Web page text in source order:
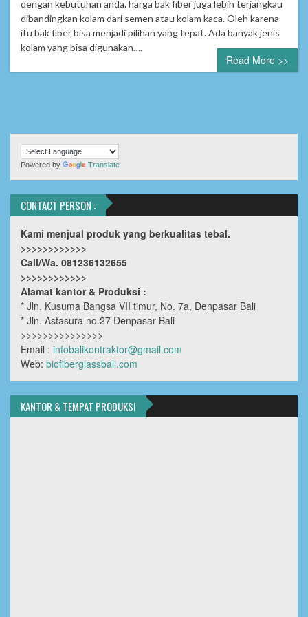
dengan kebutuhan anda. harga bak fiber juga lebih terjangkau
dibandingkan kolam dari semen atau kolam kaca. Oleh karena
itu bak fiber bisa menjadi pilihan yang tepat. Ada banyak jenis
kolam yang bisa digunakan….
Read More >>
Powered by Translate
CONTACT PERSON :
Kami menjual produk yang berkualitas tebal.
>>>>>>>>>>>>
Call/Wa. 081236132655
>>>>>>>>>>>>
Alamat kantor & Produksi :
* Jln. Kusuma Bangsa VII timur, No. 7a, Denpasar Bali
* Jln. Astasura no.27 Denpasar Bali
>>>>>>>>>>>>>>>
Email : infobalikontraktor@gmail.com
Web: biofiberglassbali.com
KANTOR & TEMPAT PRODUKSI